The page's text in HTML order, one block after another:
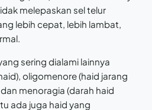
melepaskan sel telur
lebih cepat, lebih lambat,
sering dialami lainnya
oligomenore (haid jarang
menoragia (darah haid
ada juga haid yang